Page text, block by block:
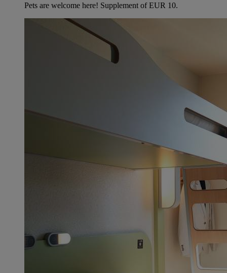
Pets are welcome here! Supplement of EUR 10.